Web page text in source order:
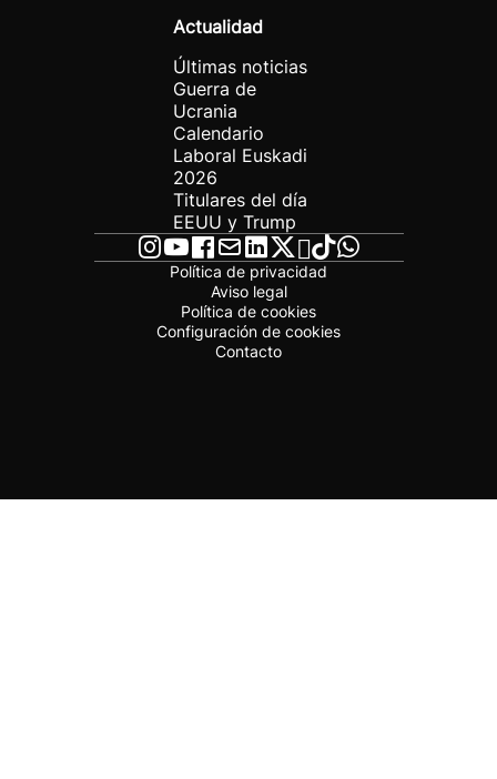
Actualidad
Últimas noticias
Guerra de
Ucrania
Calendario
Laboral Euskadi
2026
Titulares del día
EEUU y Trump
Política de privacidad
Aviso legal
Política de cookies
Configuración de cookies
Contacto